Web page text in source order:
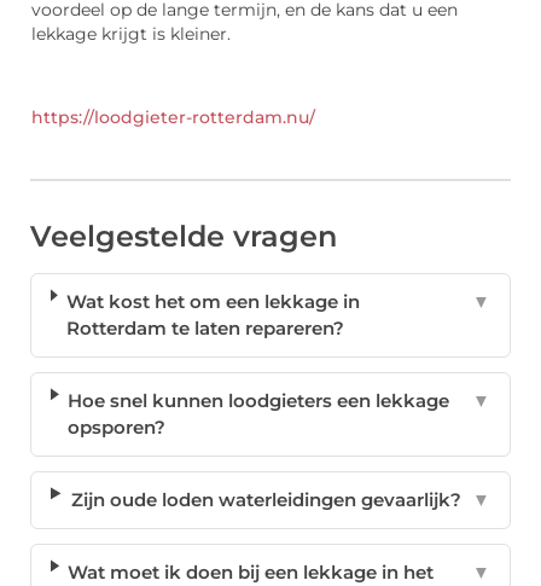
voordeel op de lange termijn, en de kans dat u een
lekkage krijgt is kleiner.
https://loodgieter-rotterdam.nu/
Veelgestelde vragen
Wat kost het om een lekkage in
Rotterdam te laten repareren?
▼
Hoe snel kunnen loodgieters een lekkage
opsporen?
▼
Zijn oude loden waterleidingen gevaarlijk? ▼
Wat moet ik doen bij een lekkage in het
▼